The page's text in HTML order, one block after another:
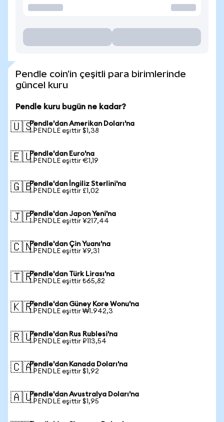
Pendle coin'in çeşitli para birimlerinde
güncel kuru
Pendle kuru bugün ne kadar?
🇺🇸Pendle'dan Amerikan Doları'na
1 PENDLE eşittir $1,38
🇪🇺Pendle'dan Euro'na
1 PENDLE eşittir €1,19
🇬🇧Pendle'dan İngiliz Sterlini'na
1 PENDLE eşittir £1,02
🇯🇵Pendle'dan Japon Yeni'na
1 PENDLE eşittir ¥217,44
🇨🇳Pendle'dan Çin Yuanı'na
1 PENDLE eşittir ¥9,31
🇹🇷Pendle'dan Türk Lirası'na
1 PENDLE eşittir ₺65,82
🇰🇷Pendle'dan Güney Kore Wonu'na
1 PENDLE eşittir ₩1.942,3
🇷🇺Pendle'dan Rus Rublesi'na
1 PENDLE eşittir ₽113,54
🇨🇦Pendle'dan Kanada Doları'na
1 PENDLE eşittir $1,92
🇦🇺Pendle'dan Avustralya Doları'na
1 PENDLE eşittir $1,95